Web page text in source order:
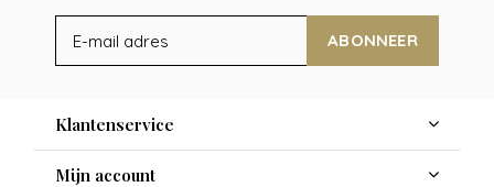
ABONNEER
Klantenservice
Mijn account